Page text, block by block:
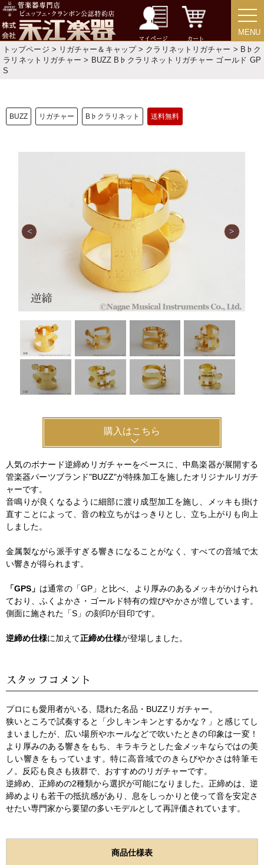
マイページ カート
MENU
MENU
トップページ > リガチャー＆キャップ> クラリネットリガチャー > B♭ク
ラリネットリガチャー > BUZZ B♭クラリネットリガチャー ゴールド GP
S
BUZZ リガチャー B♭クラリネット 送料無料
購入はこちら
人気のボナード逆締めリガチャーをベースに、中島楽器が展開する
管楽器パーツブランド"BUZZ"が特殊加工を施したオリジナルリガチ
ャーです。
音鳴りが良くなるように細部に渡り成型加工を施し、メッキも掛け
直すことによって、音の粒立ちがはっきりとし、立ち上がりも向上
しました。
金属製ながら派手すぎる響きになることがなく、すべての音域で太
い響きが得られます。
「GPS」 は通常の「GP」と比べ、より厚みのあるメッキがかけられ
ており、ふくよかさ・ゴールド特有の煌びやかさが増しています。
側面に施された「S」の刻印が目印です。
逆締め仕様に加えて正締め仕様が登場しました。
スタッフコメント
プロにも愛用者がいる、隠れた名品・BUZZリガチャー。
狭いところで試奏すると「少しキンキンとするかな？」と感じてし
まいましたが、広い場所やホールなどで吹いたときの印象は一変！
より厚みのある響きをもち、キラキラとした金メッキならではの美
しい響きをもっています。特に高音域でのきらびやかさは特筆モ
ノ。反応も良さも抜群で、おすすめのリガチャーです。
逆締め、正締めの2種類から選択が可能になりました。正締めは、逆
締めよりも若干の抵抗感があり、息をしっかりと使って音を安定さ
せたい専門家から要望の多いモデルとして再評価されています。
商品仕様表
特定商取引法 プライバシー・ポリシー